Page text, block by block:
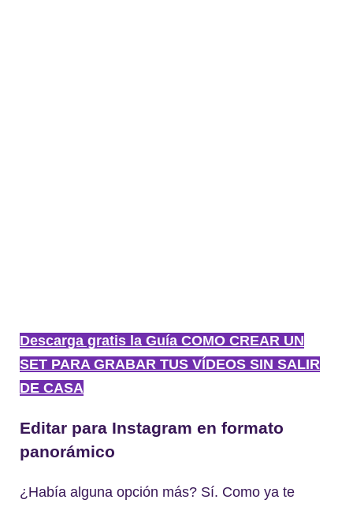
Descarga gratis la Guía COMO CREAR UN
SET PARA GRABAR TUS VÍDEOS SIN SALIR
DE CASA
Editar para Instagram en formato
panorámico
¿Había alguna opción más? Sí. Como ya te